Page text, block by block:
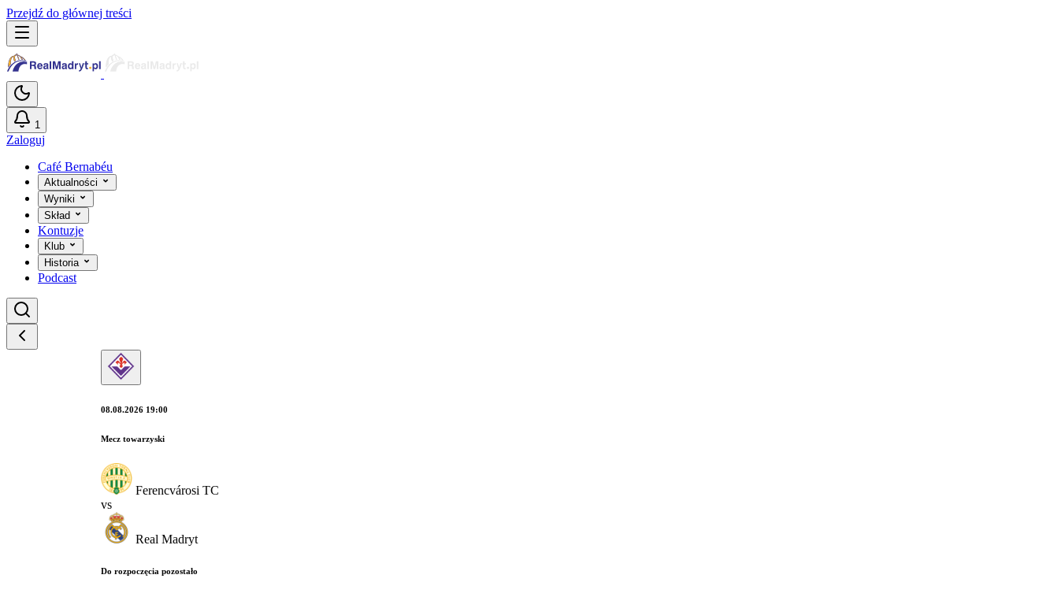
Przejdź do głównej treści
1
Zaloguj
Café Bernabéu
Aktualności
Wyniki
Skład
Kontuzje
Klub
Historia
Podcast
08.08.2026 19:00
Mecz towarzyski
Ferencvárosi TC
vs
Real Madryt
Do rozpoczęcia pozostało